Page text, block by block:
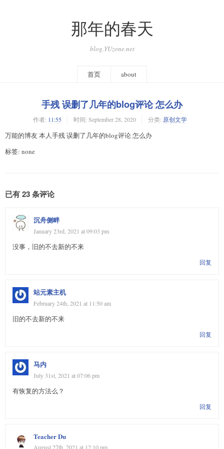
那年的春天
blog.YUzone.net
首页 about
手残 误删了几年的blog评论 怎么办
作者: 11:55 时间: September 28, 2020 分类: 原创文学
万能的博友 本人手残 误删了几年的blog评论 怎么办
标签: none
已有 23 条评论
沉舟侧畔
January 23rd, 2021 at 09:03 pm
没事，旧的不去新的不来
回复
站元素主机
February 24th, 2021 at 11:50 am
旧的不去新的不来
回复
马内
July 31st, 2021 at 07:06 pm
有恢复的方法么？
回复
Teacher Du
August 27th, 2021 at 12:10 pm